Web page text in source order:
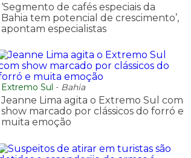
‘Segmento de cafés especiais da
Bahia tem potencial de crescimento’,
apontam especialistas
Extremo Sul - Bahia
Jeanne Lima agita o Extremo Sul com
show marcado por clássicos do forró e
muita emoção